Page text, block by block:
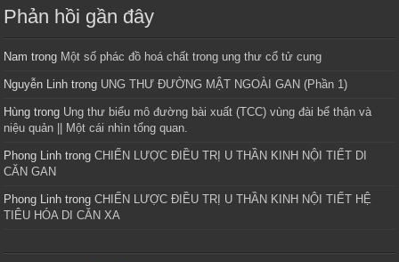
Phản hồi gần đây
Nam trong Một số phác đồ hoá chất trong ung thư cổ tử cung
Nguyễn Linh trong UNG THƯ ĐƯỜNG MẬT NGOÀI GAN (Phần 1)
Hùng trong Ung thư biểu mô đường bài xuất (TCC) vùng đài bể thận và
niệu quản || Một cái nhìn tổng quan.
Phong Linh trongCHIẾN LƯỢC ĐIỀU TRỊ U THẦN KINH NỘI TIẾT DI
CĂN GAN
Phong Linh trongCHIẾN LƯỢC ĐIỀU TRỊ U THẦN KINH NỘI TIẾT HỆ
TIÊU HÓA DI CĂN XA